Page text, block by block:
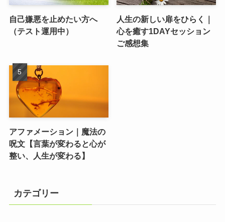
自己嫌悪を止めたい方へ
（テスト運用中）
人生の新しい扉をひらく｜
心を癒す1DAYセッション
ご感想集
アファメーション｜魔法の
呪文【言葉が変わると心が
整い、人生が変わる】
カテゴリー